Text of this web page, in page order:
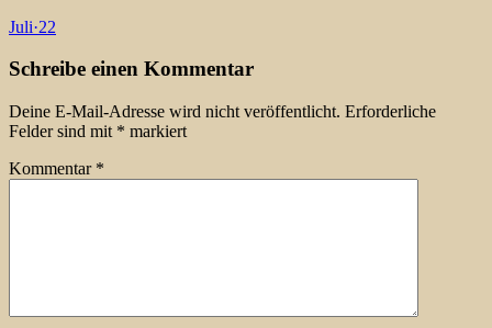
Juli·22
Schreibe einen Kommentar
Deine E-Mail-Adresse wird nicht veröffentlicht. Erforderliche
Felder sind mit * markiert
Kommentar *